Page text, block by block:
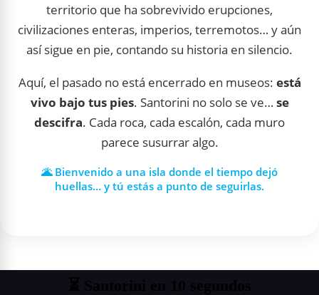
territorio que ha sobrevivido erupciones,
civilizaciones enteras, imperios, terremotos… y aún
así sigue en pie, contando su historia en silencio.
Aquí, el pasado no está encerrado en museos: está
vivo bajo tus pies. Santorini no solo se ve… se
descifra. Cada roca, cada escalón, cada muro
parece susurrar algo.
🌋 Bienvenido a una isla donde el tiempo dejó
huellas… y tú estás a punto de seguirlas.